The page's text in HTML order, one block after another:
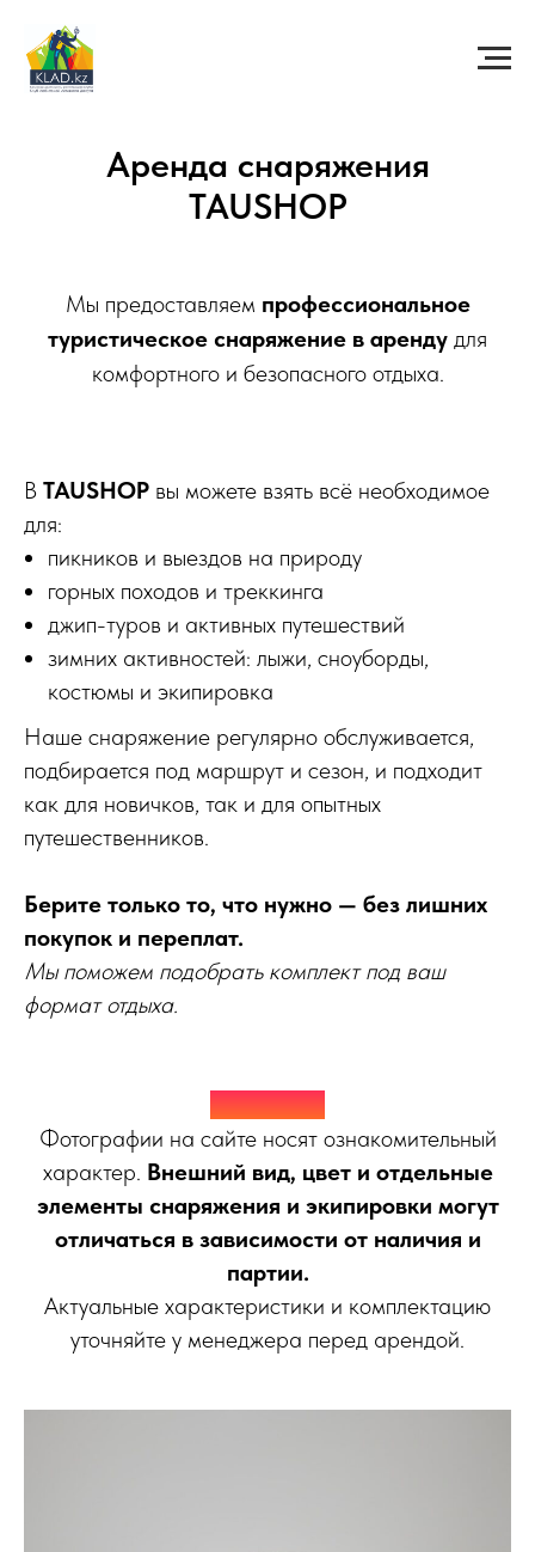
Аренда снаряжения
TAUSHOP
Мы предоставляем профессиональное
туристическое снаряжение в аренду для
комфортного и безопасного отдыха.
В TAUSHOP вы можете взять всё необходимое
для:
пикников и выездов на природу
горных походов и треккинга
джип-туров и активных путешествий
зимних активностей: лыжи, сноуборды,
костюмы и экипировка
Наше снаряжение регулярно обслуживается,
подбирается под маршрут и сезон, и подходит
как для новичков, так и для опытных
путешественников.
Берите только то, что нужно — без лишних
покупок и переплат.
Мы поможем подобрать комплект под ваш
формат отдыха.
Внимание!
Фотографии на сайте носят ознакомительный
характер. Внешний вид, цвет и отдельные
элементы снаряжения и экипировки могут
отличаться в зависимости от наличия и
партии.
Актуальные характеристики и комплектацию
уточняйте у менеджера перед арендой.